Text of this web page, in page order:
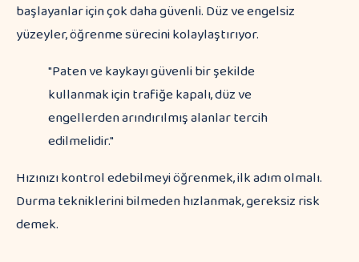
başlayanlar için çok daha güvenli. Düz ve engelsiz
yüzeyler, öğrenme sürecini kolaylaştırıyor.
"Paten ve kaykayı güvenli bir şekilde
kullanmak için trafiğe kapalı, düz ve
engellerden arındırılmış alanlar tercih
edilmelidir."
Hızınızı kontrol edebilmeyi öğrenmek, ilk adım olmalı.
Durma tekniklerini bilmeden hızlanmak, gereksiz risk
demek.